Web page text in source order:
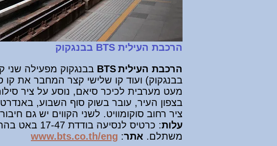
הרכבת העילית BTS בבנגקוק
הרכבת העיליתBTS בבנגקוק מפעילה שני
בבנגקוק) ועוד קו שלישי קצר המחבר את קו
מעט מערבית לכיכר סיאם, נוסע על ציר
בצפון העיר, עובר בשוק סוף השבוע,
ציר רחוב סוקומוויט. לשני הקווים יש גם
עלות: כרטיס לנסיעה בודדת 17-47 באט בהתאם למרחק, כרטיס יומי 150 באט.
משתלם. אתר:
www.bts.co.th/eng